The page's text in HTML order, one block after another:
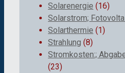
Solarenergie (16)
Solarstrom;
Solarthermie (1)
Strahlung (8)
Stromkosten:;
(23)